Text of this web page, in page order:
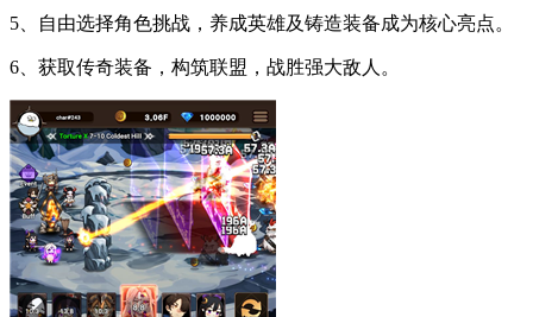
5、自由选择角色挑战，养成英雄及铸造装备成为核心亮点。
6、获取传奇装备，构筑联盟，战胜强大敌人。